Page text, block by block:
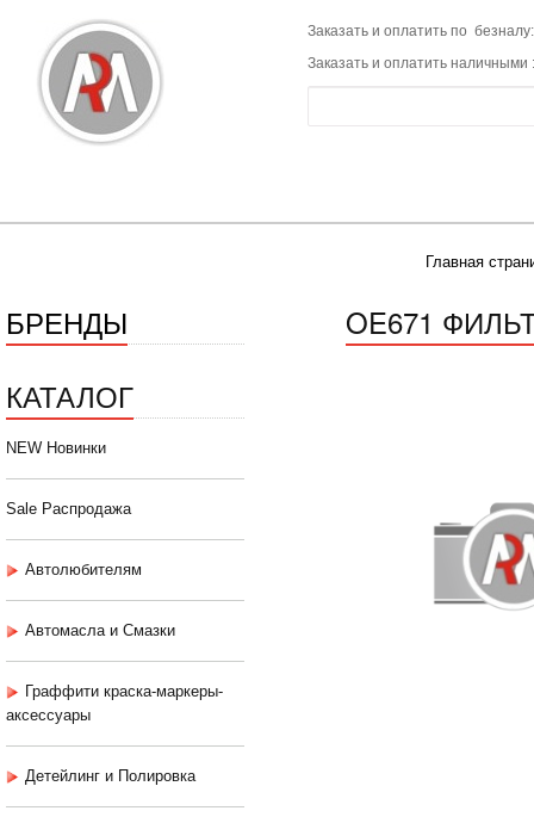
Заказать и оплатить по
Заказать и оплатить наличными
Главная
БРЕНДЫ
КАТАЛОГ
NEW Новинки
Sale Распродажа
Автолюбителям
Автомасла и Смазки
Граффити краска-маркеры-
аксессуары
Детейлинг и Полировка
OE671